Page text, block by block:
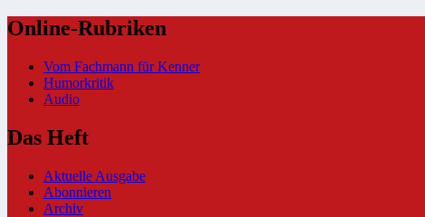
Online-Rubriken
Vom Fachmann für Kenner
Humorkritik
Audio
Das Heft
Aktuelle Ausgabe
Abonnieren
Archiv